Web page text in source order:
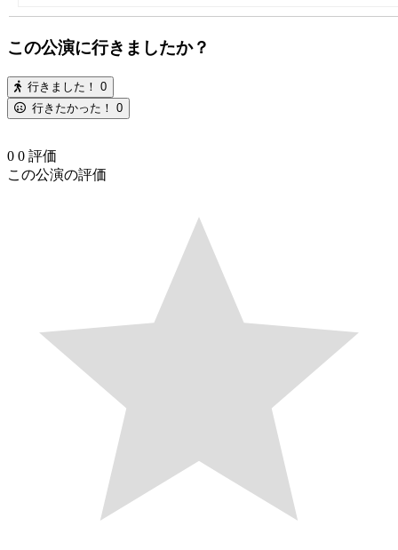
この公演に行きましたか？
行きました！ 0
行きたかった！ 0
0 0 評価
この公演の評価